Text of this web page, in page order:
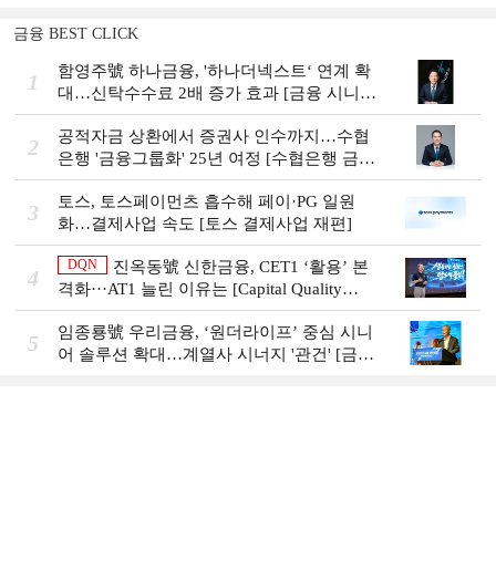
금융 BEST CLICK
1
함영주號 하나금융, '하나더넥스트‘ 연계 확
대…신탁수수료 2배 증가 효과 [금융 시니어
비즈니스 돋보기]
2
공적자금 상환에서 증권사 인수까지…수협
은행 '금융그룹화' 25년 여정 [수협은행 금융
그룹의 꿈①]
3
토스, 토스페이먼츠 흡수해 페이·PG 일원
화…결제사업 속도 [토스 결제사업 재편]
4
DQN
진옥동號 신한금융, CET1 ‘활용’ 본
격화···AT1 늘린 이유는 [Capital Quality
Review]
5
임종룡號 우리금융, ‘원더라이프’ 중심 시니
어 솔루션 확대…계열사 시너지 '관건' [금융